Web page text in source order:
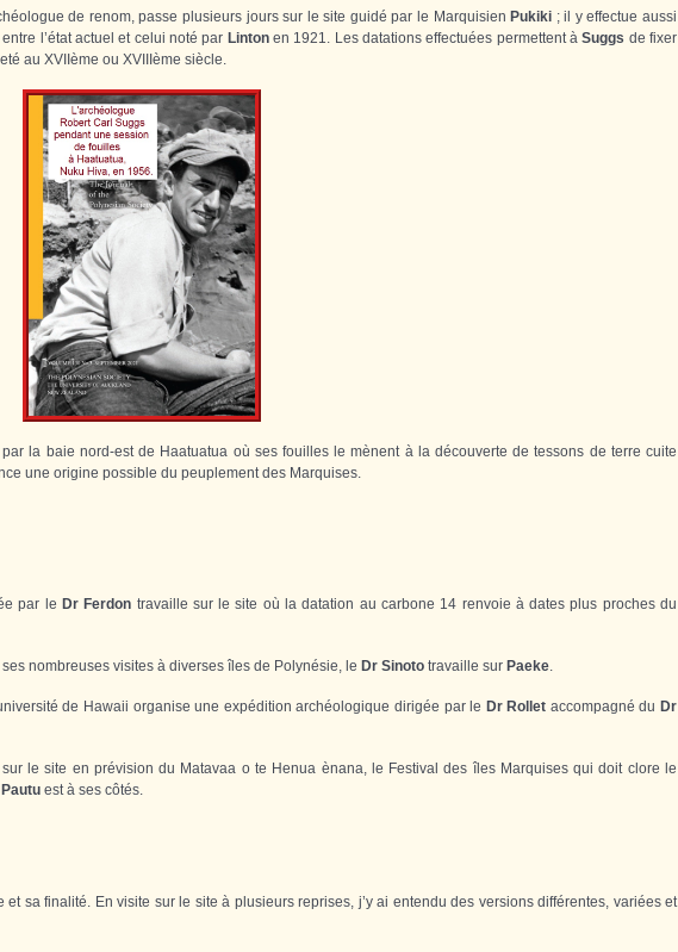
de renom, passe plusieurs jours sur le site guidé par le Marquisien Pukiki ; il y effectue aussi
l’état actuel et celui noté par Lintonen 1921. Les datations effectuées permettent àSuggs de fixer
au XVIIème ou XVIIIème siècle.
la baie nord-est de Haatuatua où ses fouilles le mènent à la découverte de tessons de terre cuite
une origine possible du peuplement des Marquises.
par le Dr Ferdon travaille sur le site où la datation au carbone 14 renvoie à dates plus proches du
nombreuses visites à diverses îles de Polynésie, le Dr Sinoto travaille sur Paeke.
de Hawaii organise une expédition archéologique dirigée par le Dr Rollet accompagné du Dr
le site en prévision du Matavaa o te Henua ènana, le Festival des îles Marquises qui doit clore le
est à ses côtés.
sa finalité. En visite sur le site à plusieurs reprises, j’y ai entendu des versions différentes, variées et